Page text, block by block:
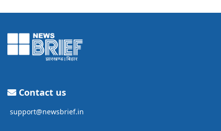
Contact us
support@newsbrief.in